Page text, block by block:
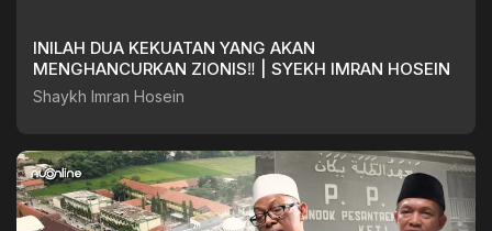
INILAH DUA KEKUATAN YANG AKAN
MENGHANCURKAN ZIONIS‼️ | SYEKH IMRAN HOSEIN
Shaykh Imran Hosein